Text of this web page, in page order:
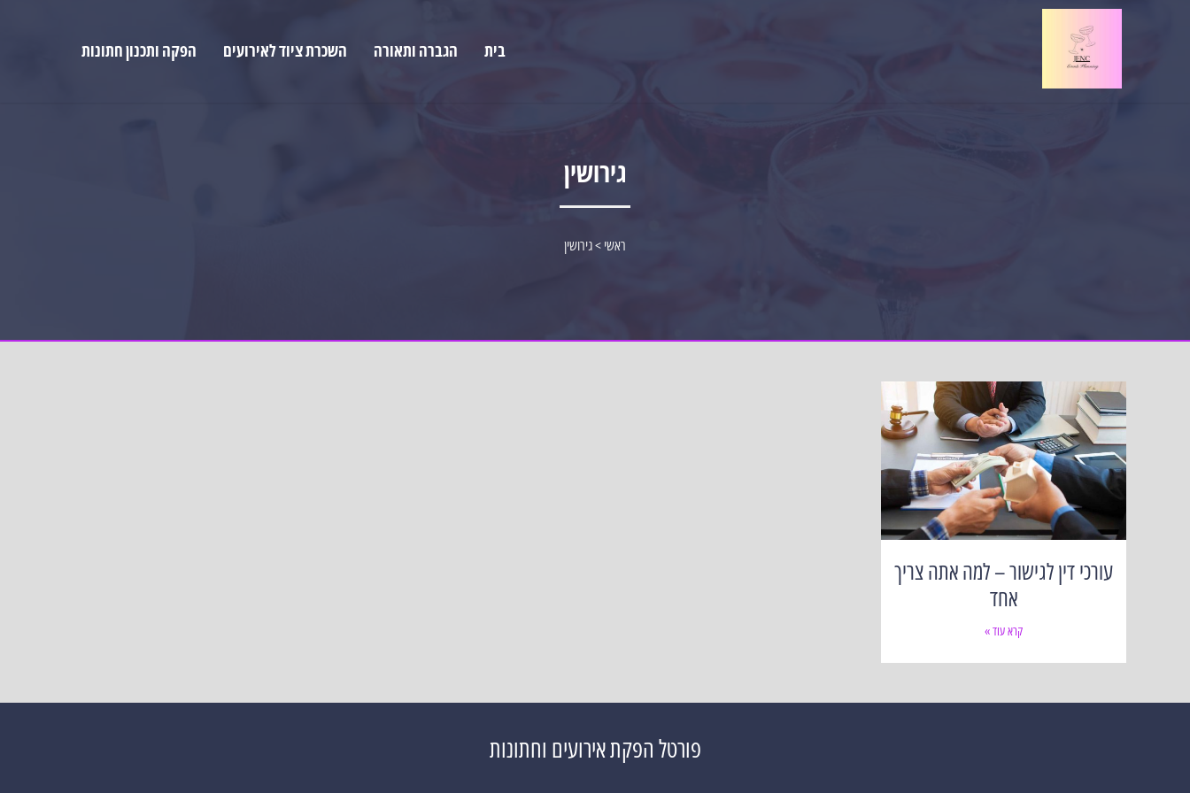
בית הגברה ותאורה השכרת ציוד לאירועים הפקה ותכנון חתונות
גירושין
ראשי>גירושין
עורכי דין לגישור – למה אתה צריך
אחד
קרא עוד »
פורטל הפקת אירועים וחתונות